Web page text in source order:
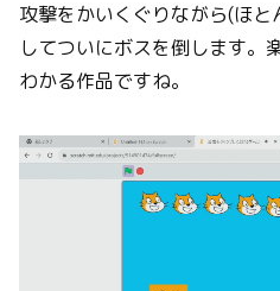
攻撃をかいくぐりながら(ほ
してついにボスを倒します。
わかる作品ですね。